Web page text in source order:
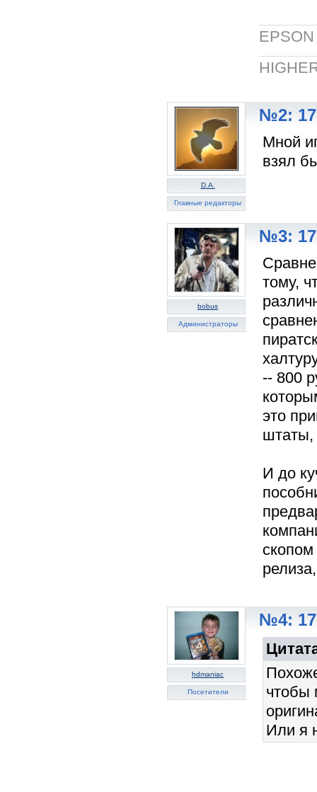
D.A.
Главные редакторы
№2: 17
Мной
взял
bobus
Администраторы
№3: 17
тому,
-- 800
это
штаты,
И до
hdmaniac
Посетители
№4: 17
чтобы
Или я